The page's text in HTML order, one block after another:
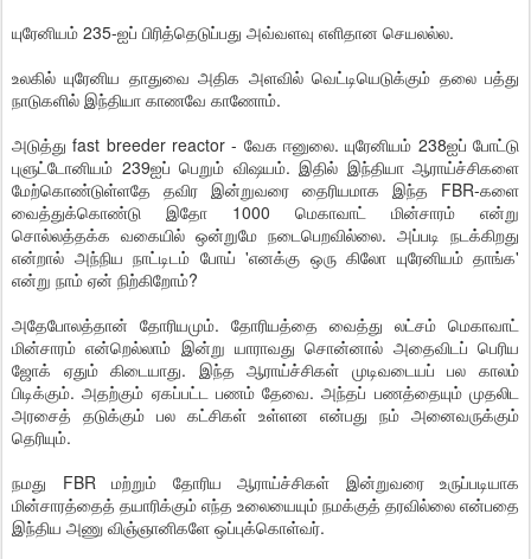
யுரேனியம் 235-ஐப் பிரித்தெடுப்பது அவ்வளவு எளிதான செயலல்ல.
உலகில் யுரேனிய தாதுவை அதிக அளவில் வெட்டியெடுக்கும் தலை பத்து
நாடுகளில் இந்தியா காணவே காணோம்.
அடுத்து fast breeder reactor - வேக ஈனுலை. யுரேனியம் 238ஐப் போட்டு
புளுட்டோனியம் 239ஐப் பெறும் விஷயம். இதில் இந்தியா ஆராய்ச்சிகளை
மேற்கொண்டுள்ளதே தவிர இன்றுவரை தைரியமாக இந்த FBR-களை
வைத்துக்கொண்டு இதோ 1000 மெகாவாட் மின்சாரம் என்று
சொல்லத்தக்க வகையில் ஒன்றுமே நடைபெறவில்லை. அப்படி நடக்கிறது
என்றால் அந்நிய நாட்டிடம் போய் 'எனக்கு ஒரு கிலோ யுரேனியம் தாங்க'
என்று நாம் ஏன் நிற்கிறோம்?
அதேபோலத்தான் தோரியமும். தோரியத்தை வைத்து லட்சம் மெகாவாட்
மின்சாரம் என்றெல்லாம் இன்று யாராவது சொன்னால் அதைவிடப் பெரிய
ஜோக் ஏதும் கிடையாது. இந்த ஆராய்ச்சிகள் முடிவடையப் பல காலம்
பிடிக்கும். அதற்கும் ஏகப்பட்ட பணம் தேவை. அந்தப் பணத்தையும் முதலிட
அரசைத் தடுக்கும் பல கட்சிகள் உள்ளன என்பது நம் அனைவருக்கும்
தெரியும்.
நமது FBR மற்றும் தோரிய ஆராய்ச்சிகள் இன்றுவரை உருப்படியாக
மின்சாரத்தைத் தயாரிக்கும் எந்த உலையையும் நமக்குத் தரவில்லை என்பதை
இந்திய அணு விஞ்ஞானிகளே ஒப்புக்கொள்வர்.